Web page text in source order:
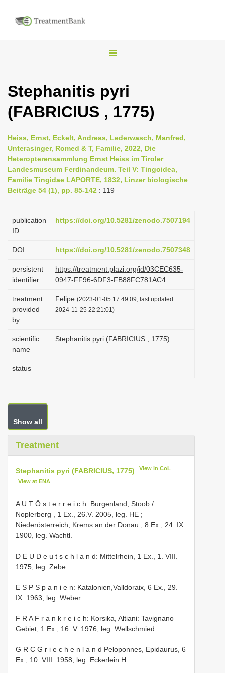
T
g
n
a
i
g
t
o
Stephanitis pyri
(FABRICIUS , 1775)
Heiss, Ernst, Eckelt, Andreas, Lederwasch, Manfred,
Unterasinger, Romed & T, Familie, 2022, Die
Heteropterensammlung Ernst Heiss im Tiroler
Landesmuseum Ferdinandeum. Teil V: Tingoidea,
Familie Tingidae LAPORTE, 1832, Linzer biologische
Beiträge 54 (1), pp. 85-142 : 119
publication
ID
https://doi.org/10.5281/zenodo.7507194
DOI https://doi.org/10.5281/zenodo.7507348
persistent
identifier
https://treatment.plazi.org/id/03CEC635-
0947-FF96-6DF3-FB88FC781AC4
treatment
provided
by
Felipe (2023-01-05 17:49:09, last updated
2024-11-25 22:21:01)
scientific
name
Stephanitis pyri (FABRICIUS , 1775)
status
Show all
Treatment
Stephanitis pyri (FABRICIUS, 1775) View in CoL
View at ENA
A U T Ö s t e r r e i c h: Burgenland, Stoob /
Noplerberg , 1 Ex., 26.V. 2005, leg. HE ;
Niederösterreich, Krems an der Donau , 8 Ex., 24. IX.
1900, leg. Wachtl.
D E U D e u t s c h l a n d: Mittelrhein, 1 Ex., 1. VIII.
1975, leg. Zebe.
E S P S p a n i e n: Katalonien,Valldoraix, 6 Ex., 29.
IX. 1963, leg. Weber.
F R A F r a n k r e i c h: Korsika, Altiani: Tavignano
Gebiet, 1 Ex., 16. V. 1976, leg. Wellschmied.
G R C G r i e c h e n l a n d Peloponnes, Epidaurus, 6
Ex., 10. VIII. 1958, leg. Eckerlein H.